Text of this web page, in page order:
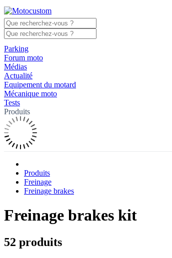
Parking
Forum moto
Médias
Actualité
Equipement du motard
Mécanique moto
Tests
Produits
Produits
Freinage
Freinage brakes
Freinage brakes kit
52 produits